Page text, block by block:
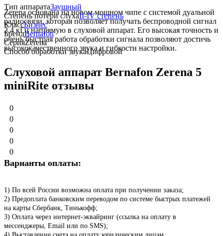
Zerena основана на новом мощном чипе с системой дуальной
радиосвязи, которая позволяет получать беспроводной сигнал
2,4 кГц напрямую в слуховой аппарат. Его высокая точность и
очень быстрая работа обработки сигнала позволяют достичь
высококачественного звука и гибкости настройки.
Тип аппаратаЗаушный
Степень потери слухаII-IV степень
КлассБизнес
БрендBernafon
СерияZerena
Способ обработки звукаЦифровой
Слуховой аппарат Bernafon Zerena 5
miniRite отзывы
0
0
0
0
0
Варианты оплаты:
1) По всей России возможна оплата при получении заказа;
2) Предоплата банковским переводом по системе быстрых платежей
на карты Сбербанк, Тинькофф;
3) Оплата через интернет-эквайринг (ссылка на оплату в
мессенджеры, Email или по SMS);